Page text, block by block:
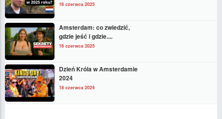
16 czerwca 2025
Amsterdam: co zwiedzić,
gdzie jeść i gdzie....
16 czerwca 2025
Dzień Króla w Amsterdamie
2024
18 czerwca 2024